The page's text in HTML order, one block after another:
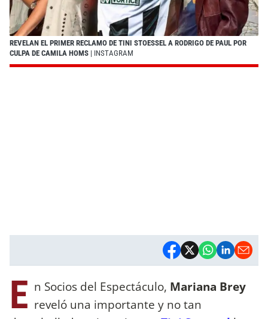
REVELAN EL PRIMER RECLAMO DE TINI STOESSEL A RODRIGO DE PAUL POR
CULPA DE CAMILA HOMS | INSTAGRAM
E n Socios del Espectáculo, Mariana Brey
reveló una importante y no tan